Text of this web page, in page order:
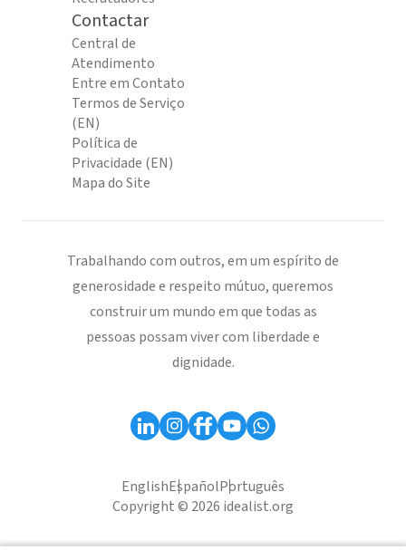
Contactar
Central de
Atendimento
Entre em Contato
Termos de Serviço
(EN)
Política de
Privacidade (EN)
Mapa do Site
Trabalhando com outros, em um espírito de
generosidade e respeito mútuo, queremos
construir um mundo em que todas as
pessoas possam viver com liberdade e
dignidade.
EnglishEspañolPortuguês
Copyright © 2026 idealist.org